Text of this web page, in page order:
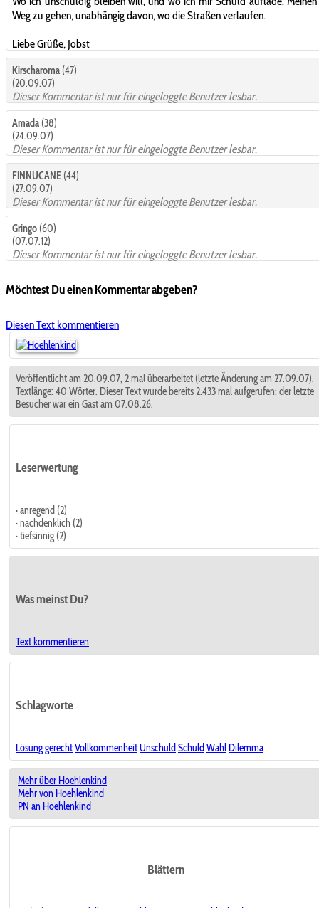
Weg zu gehen, unabhängig davon, wo die Straßen verlaufen.
Liebe Grüße, Jobst
Kirscharoma (47)
(20.09.07)
Dieser Kommentar ist nur für eingeloggte Benutzer lesbar.
Amada (38)
(24.09.07)
Dieser Kommentar ist nur für eingeloggte Benutzer lesbar.
FINNUCANE (44)
(27.09.07)
Dieser Kommentar ist nur für eingeloggte Benutzer lesbar.
Gringo (60)
(07.07.12)
Dieser Kommentar ist nur für eingeloggte Benutzer lesbar.
Möchtest Du einen Kommentar abgeben?
Diesen Text kommentieren
Veröffentlicht am 20.09.07, 2 mal überarbeitet (letzte Änderung am 27.09.07).
Textlänge: 40 Wörter. Dieser Text wurde bereits 2.433 mal aufgerufen; der letzte
Besucher war ein Gast am 07.08.26.
Leserwertung
· anregend (2)
· nachdenklich (2)
· tiefsinnig (2)
Was meinst Du?
Text kommentieren
Schlagworte
LösunggerechtVollkommenheitUnschuld Schuld Wahl Dilemma
Mehr über Hoehlenkind
Mehr von Hoehlenkind
PN an Hoehlenkind
Blättern